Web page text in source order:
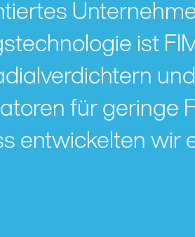
ist
und
für geringe
entwickelten wir